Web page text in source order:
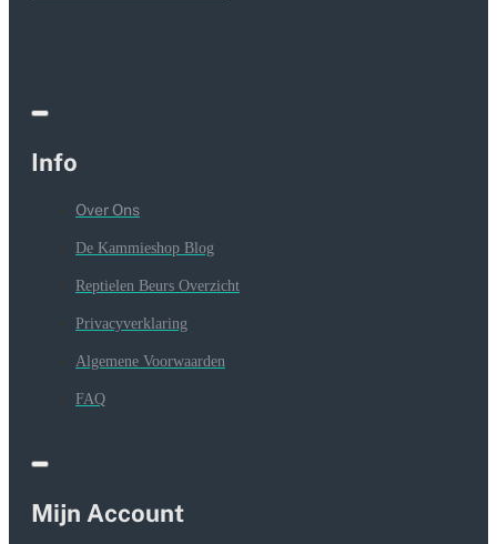
Info
Over Ons
De Kammieshop Blog
Reptielen Beurs Overzicht
Privacyverklaring
Algemene Voorwaarden
FAQ
Mijn Account